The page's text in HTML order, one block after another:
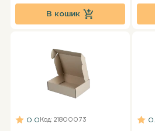
В кошик
0.0Код: 21800073